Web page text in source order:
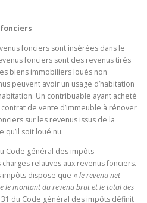
fonciers sont insérées dans le
fonciers sont des revenus tirés
biens immobiliers loués non
peuvent avoir un usage d’habitation
Un contribuable ayant acheté
de vente d’immeuble à rénover
sur les revenus issus de la
qu’il soit loué nu.
Code général des impôts
relatives aux revenus fonciers.
impôts dispose que « le revenu net
le montant du revenu brut et le total des
31 du Code général des impôts définit